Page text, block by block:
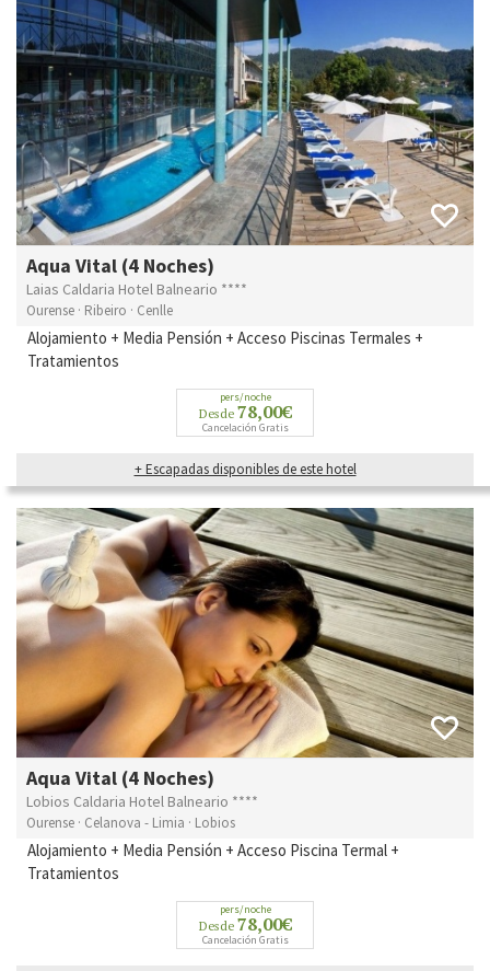
Aqua Vital (4 Noches)
Laias Caldaria Hotel Balneario ****
Ourense · Ribeiro · Cenlle
Alojamiento + Media Pensión + Acceso Piscinas Termales +
Tratamientos
pers/noche
Desde 78,00€
Cancelación Gratis
+ Escapadas disponibles de este hotel
Aqua Vital (4 Noches)
Lobios Caldaria Hotel Balneario ****
Ourense · Celanova - Limia · Lobios
Alojamiento + Media Pensión + Acceso Piscina Termal +
Tratamientos
pers/noche
Desde 78,00€
Cancelación Gratis